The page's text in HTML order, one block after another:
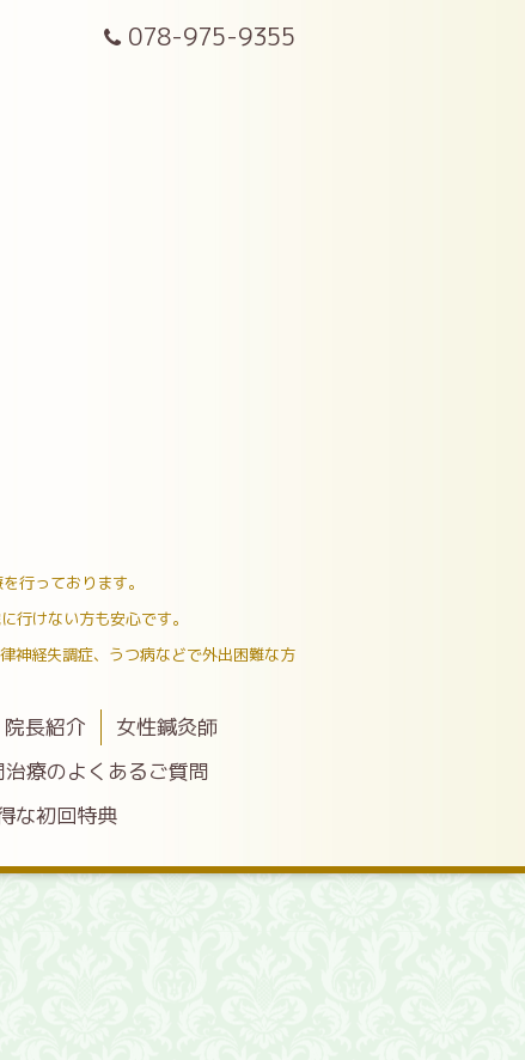
078-975-9355
行っております。
行けない方も安心です。
神経失調症、うつ病などで外出困難な方
院長紹介
女性鍼灸師
治療のよくあるご質問
な初回特典